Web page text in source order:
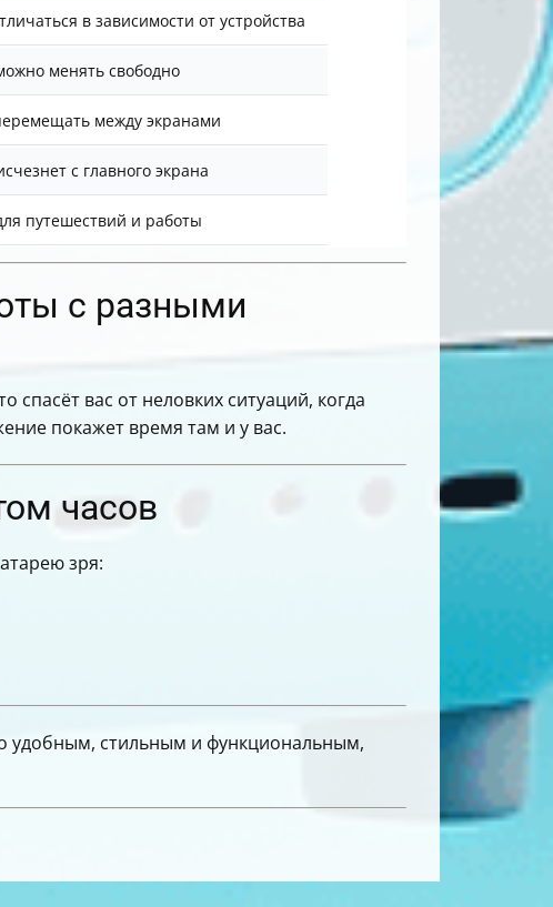
в зависимости от устройства
менять свободно
между экранами
с главного экрана
путешествий и работы
с разными
вас от неловких ситуаций, когда
покажет время там и у вас.
часов
зря:
удобным, стильным и функциональным,